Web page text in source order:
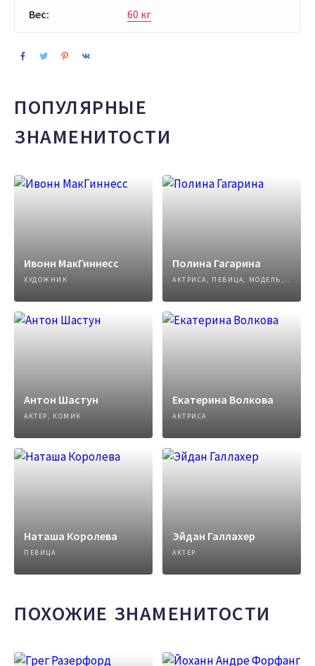
Вес: 60 кг
ПОПУЛЯРНЫЕ
ЗНАМЕНИТОСТИ
Ивонн МакГиннесс
ХУДОЖНИК
Полина Гагарина
АКТРИСА, ПЕВИЦА, МОДЕЛЬ, АВТОР ПЕСЕН
Антон Шастун
АКТЕР, КОМИК
Екатерина Волкова
АКТРИСА
Наташа Королева
ПЕВИЦА
Эйдан Галлахер
АКТЕР
ПОХОЖИЕ ЗНАМЕНИТОСТИ